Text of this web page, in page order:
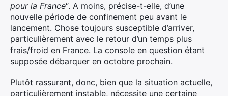
pour la France“. A moins, précise-t-elle, d’une
nouvelle période de confinement peu avant le
lancement. Chose toujours susceptible d’arriver,
particulièrement avec le retour d’un temps plus
frais/froid en France. La console en question étant
supposée débarquer en octobre prochain.
Plutôt rassurant, donc, bien que la situation actuelle,
particulièrement instable, nécessite une certaine